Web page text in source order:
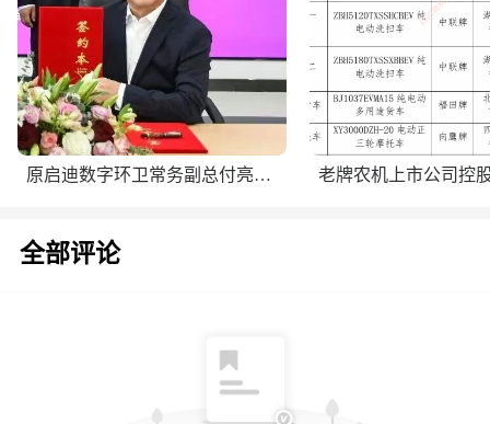
原启迪数字环卫常务副总付亮出任仙途智能总裁
全部评论